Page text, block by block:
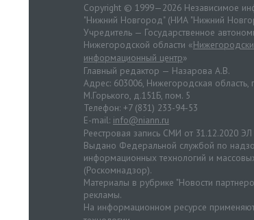
Copyright © 1999—2026 Независимое
"Нижний Новгород" (НИА "Нижний
Учредитель — Государственное
Нижегородской области «
информационный центр»
Главный редактор — Назарова А.В.
Адрес: 603006, Нижегородская область,
М.Горького, д.151Б, пом. 5
Телефон: +7 (831) 233-94-53
E-mail: info@niann.ru
Реестровая запись СМИ от 31.12.2020
Выдано Федеральной службой по
информационных технологий и
(Роскомнадзор).
Материалы в рубрике "Новости
рекламы.
На информационном ресурсе